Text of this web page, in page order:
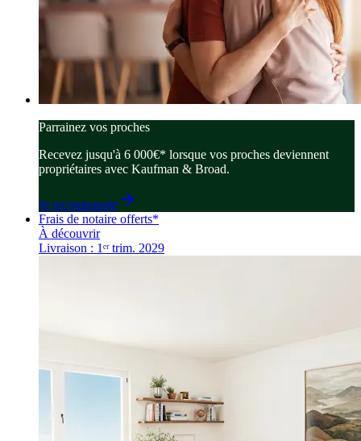
Parrainez vos proches
Recevez jusqu'à 6 000€* lorsque vos proches deviennent
propriétaires avec Kaufman & Broad.
Je recommande
Frais de notaire offerts*
À découvrir
Livraison : 1ᵉʳ trim. 2029